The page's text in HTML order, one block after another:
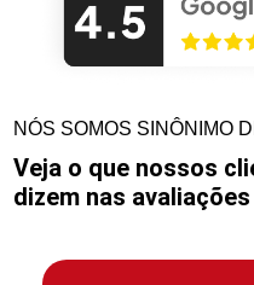
NÓS SOMOS SINÔNIMO
Veja o que nossos
dizem nas